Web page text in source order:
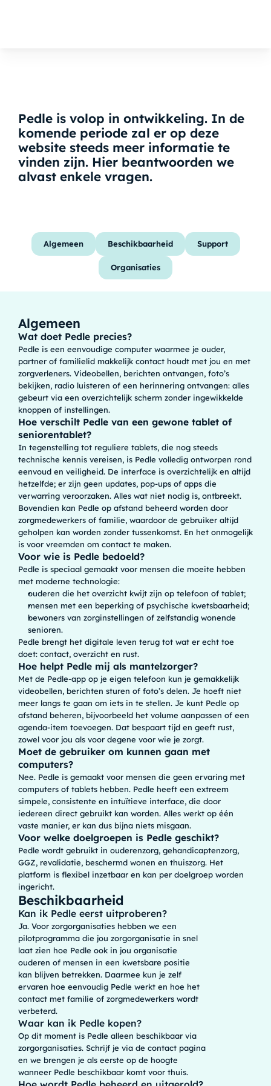
Team
Contact
Pedle is volop in ontwikkeling. In de
komende periode zal er op deze
website steeds meer informatie te
vinden zijn. Hier beantwoorden we
alvast enkele vragen.
Algemeen Beschikbaarheid Support
Organisaties
Algemeen
Wat doet Pedle precies?
Pedle is een eenvoudige computer waarmee je ouder,
partner of familielid makkelijk contact houdt met jou en met
zorgverleners. Videobellen, berichten ontvangen, foto’s
bekijken, radio luisteren of een herinnering ontvangen: alles
gebeurt via een overzichtelijk scherm zonder ingewikkelde
knoppen of instellingen.
Hoe verschilt Pedle van een gewone tablet of
seniorentablet?
In tegenstelling tot reguliere tablets, die nog steeds
technische kennis vereisen, is Pedle volledig ontworpen rond
eenvoud en veiligheid. De interface is overzichtelijk en altijd
hetzelfde; er zijn geen updates, pop-ups of apps die
verwarring veroorzaken. Alles wat niet nodig is, ontbreekt.
Bovendien kan Pedle op afstand beheerd worden door
zorgmedewerkers of familie, waardoor de gebruiker altijd
geholpen kan worden zonder tussenkomst. En het onmogelijk
is voor vreemden om contact te maken.
Voor wie is Pedle bedoeld?
Pedle is speciaal gemaakt voor mensen die moeite hebben
met moderne technologie:
ouderen die het overzicht kwijt zijn op telefoon of tablet;
mensen met een beperking of psychische kwetsbaarheid;
bewoners van zorginstellingen of zelfstandig wonende
senioren.
Pedle brengt het digitale leven terug tot wat er echt toe
doet: contact, overzicht en rust.
Hoe helpt Pedle mij als mantelzorger?
Met de Pedle-app op je eigen telefoon kun je gemakkelijk
videobellen, berichten sturen of foto’s delen. Je hoeft niet
meer langs te gaan om iets in te stellen. Je kunt Pedle op
afstand beheren, bijvoorbeeld het volume aanpassen of een
agenda-item toevoegen. Dat bespaart tijd en geeft rust,
zowel voor jou als voor degene voor wie je zorgt.
Moet de gebruiker om kunnen gaan met
computers?
Nee. Pedle is gemaakt voor mensen die geen ervaring met
computers of tablets hebben. Pedle heeft een extreem
simpele, consistente en intuïtieve interface, die door
iedereen direct gebruikt kan worden. Alles werkt op één
vaste manier, er kan dus bijna niets misgaan.
Voor welke doelgroepen is Pedle geschikt?
Pedle wordt gebruikt in ouderenzorg, gehandicaptenzorg,
GGZ, revalidatie, beschermd wonen en thuiszorg. Het
platform is flexibel inzetbaar en kan per doelgroep worden
ingericht.
Beschikbaarheid
Kan ik Pedle eerst uitproberen?
Ja. Voor zorgorganisaties hebben we een
pilotprogramma die jou zorgorganisatie in snel
laat zien hoe Pedle ook in jou organisatie
ouderen of mensen in een kwetsbare positie
kan blijven betrekken. Daarmee kun je zelf
ervaren hoe eenvoudig Pedle werkt en hoe het
contact met familie of zorgmedewerkers wordt
verbeterd.
Waar kan ik Pedle kopen?
Op dit moment is Pedle alleen beschikbaar via
zorgorganisaties. Schrijf je via de contact pagina
en we brengen je als eerste op de hoogte
wanneer Pedle beschikbaar komt voor thuis.